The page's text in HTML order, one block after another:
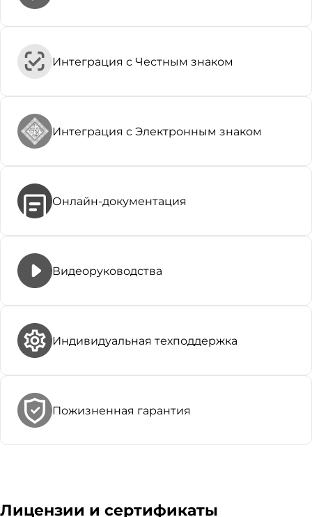
Интеграция с Честным знаком
Интеграция с Электронным знаком
Онлайн-документация
Видеоруководства
Индивидуальная техподдержка
Пожизненная гарантия
Лицензии и сертификаты